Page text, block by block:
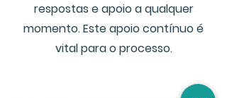
respostas e apoio a qualquer
momento. Este apoio contínuo é
vital para o processo.